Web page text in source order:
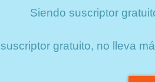
Siendo suscriptor
gratuito, no lleva